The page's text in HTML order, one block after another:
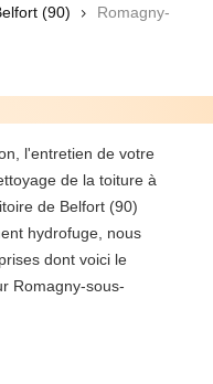
(90)
Romagny-
l'entretien de votre
de la toiture à
de Belfort (90)
hydrofuge, nous
dont voici le
Romagny-sous-